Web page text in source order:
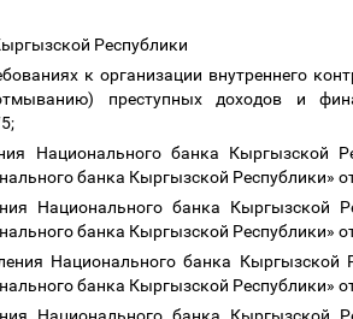
Республики
к организации внутреннего
преступных доходов и
Национального банка Кыргызской
банка Кыргызской Республики»
Национального банка Кыргызской
банка Кыргызской Республики»
Национального банка Кыргызской
банка Кыргызской Республики»